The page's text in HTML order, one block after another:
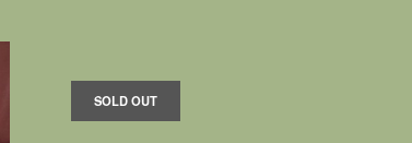
SOLD OUT